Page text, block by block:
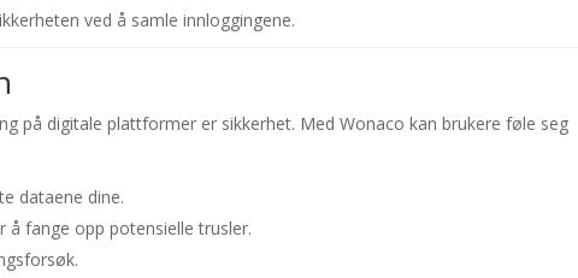
ved å samle innloggingene.
på digitale plattformer er sikkerhet. Med Wonaco kan brukere føle seg
dataene dine.
å fange opp potensielle trusler.